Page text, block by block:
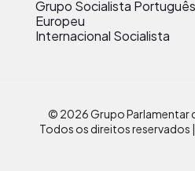
Grupo Socialista
Europeu
Internacional Socialista
© 2026 Grupo Parlamentar
Todos os direitos reservados |